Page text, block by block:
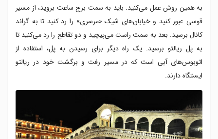
به همین روش عمل می‌کنید. باید به سمت برج ساعت بروید، از مسیر
قوسی عبور کنید و خیابان‌های شیک «مرسری» را رد کنید تا به گراند
کانال برسید. بعد به سمت راست می‌پیچید و دو تقاطع را رد می‌کنید تا
به پل ریالتو برسید. یک راه دیگر برای رسیدن به پل، استفاده از
اتوبوس‌های آبی است که در مسیر رفت و برگشت خود در ریالتو
ایستگاه دارند.